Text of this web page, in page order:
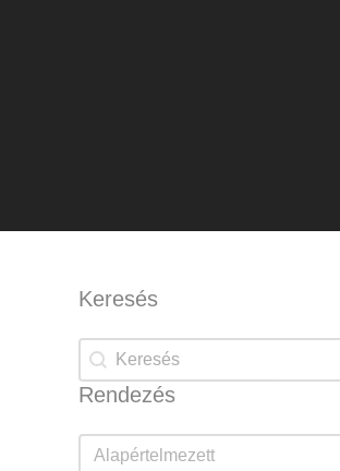
Keresés
Keresés
Keresés
Rendezés
Rendezés
Rendezés